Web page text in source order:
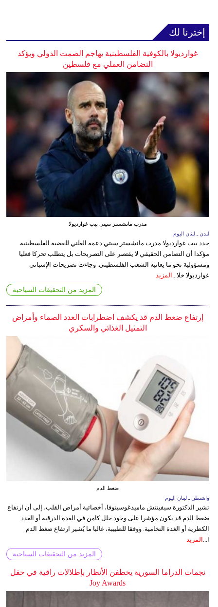
إخترنا لك
غوارديولا بالكوفية الفلسطينية يهاجم الصمت الدولي ويؤكد
التضامن العملي مع فلسطين
مدرب مانشستر سيتي بيب غوارديولا
لندن ـ لبنان اليوم
جدد بيب غوارديولا مدرب مانشستر سيتي دعمه العلني للقضية الفلسطينية
مؤكدا أن التضامن الحقيقي لا يقتصر على التصريحات بل يتطلب تحركا فعليا
ومسؤولية نحو ما يعانيه الشعب الفلسطيني. وجاءت تصريحات الإسباني
غوارديولا خلا... المزيد
المزيد من التحقيقات السياحية
إرتفاع ضغط الدم قد يكشف اضطرابات الغدد الصماء وأمراض
التمثيل الغذائي والسكري
ضغط الدم
واشنطن ـ لبنان اليوم
تشير الدكتورة سيفينتش ماميدغوسينوفا، أخصائية أمراض القلب، إلى أن ارتفاع
ضغط الدم قد يكون مؤشرا على وجود خلل كامن في الغدة الدرقية أو الغدد
الكظرية أو الغدة النخامية. ووفقا للطبيبة، غالبا ما يُشير ارتفاع ضغط الدم
ا... المزيد
المزيد من التحقيقات السياحية
نجمات الدراما السورية يخطفن الأنظار بإطلالات راقية في حفل
Joy Awards